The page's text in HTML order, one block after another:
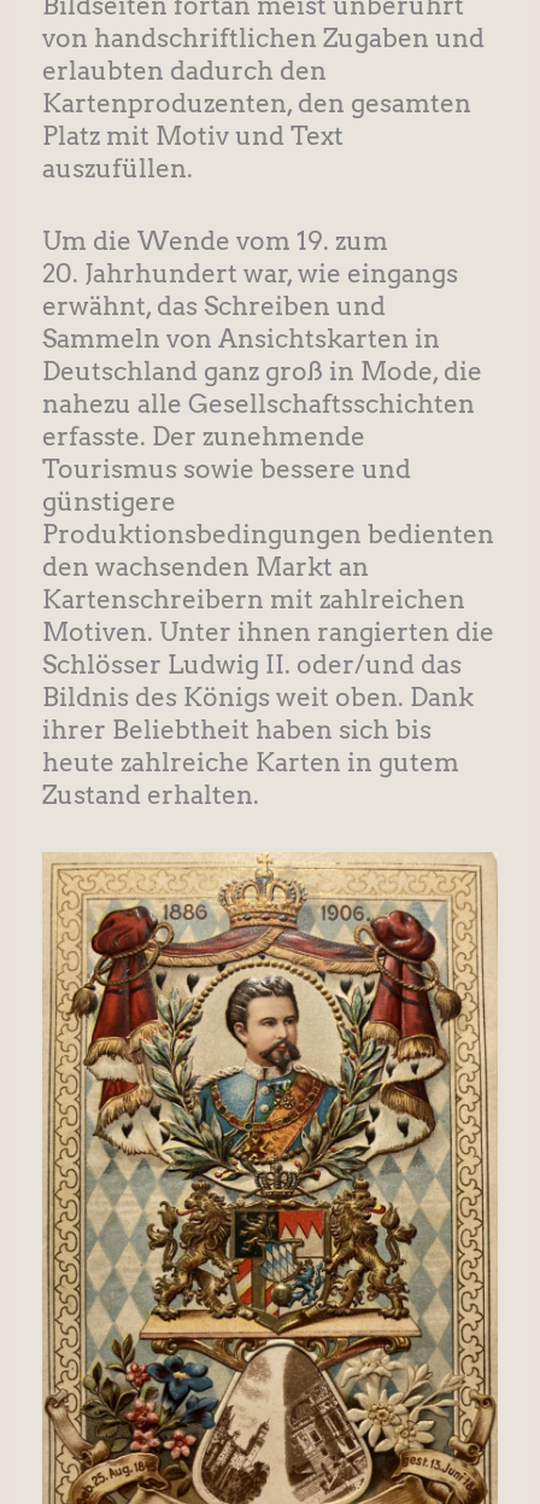
von handschriftlichen Zugaben und
erlaubten dadurch den
Kartenproduzenten, den gesamten
Platz mit Motiv und Text
auszufüllen.
Um die Wende vom 19. zum
20. Jahrhundert war, wie eingangs
erwähnt, das Schreiben und
Sammeln von Ansichtskarten in
Deutschland ganz groß in Mode, die
nahezu alle Gesellschaftsschichten
erfasste. Der zunehmende
Tourismus sowie bessere und
günstigere
Produktionsbedingungen bedienten
den wachsenden Markt an
Kartenschreibern mit zahlreichen
Motiven. Unter ihnen rangierten die
Schlösser Ludwig II. oder/und das
Bildnis des Königs weit oben. Dank
ihrer Beliebtheit haben sich bis
heute zahlreiche Karten in gutem
Zustand erhalten.